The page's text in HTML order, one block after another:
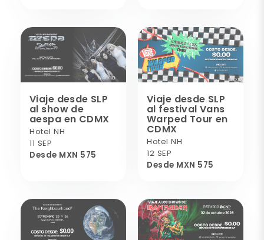
Viaje desde SLP
al show de
aespa en CDMX
Hotel NH
11 SEP
Desde MXN 575
Viaje desde SLP
al festival Vans
Warped Tour en
CDMX
Hotel NH
12 SEP
Desde MXN 575